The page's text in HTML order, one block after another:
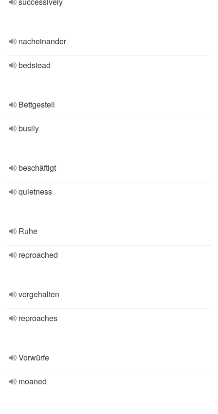
nacheinander
bedstead
Bettgestell
busily
beschäftigt
quietness
Ruhe
reproached
vorgehalten
reproaches
Vorwürfe
moaned